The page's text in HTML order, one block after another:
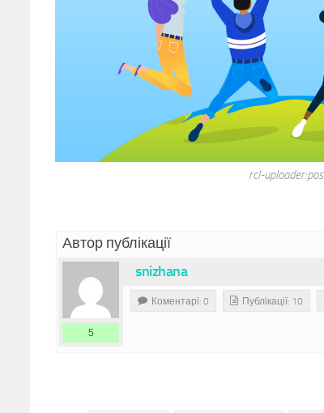
rcl-
Автор публікації
snizhana
5
Коментарі: 0 Публікації: 10